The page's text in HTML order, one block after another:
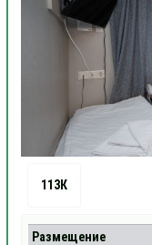
113К
Размещение